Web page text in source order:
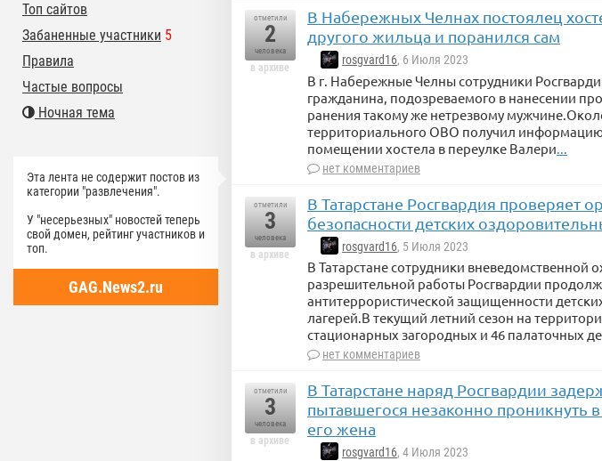
отметили
2
человека
в архиве
В Набережных Челнах постоялец
другого жильца и поранился сам
rosgvard16, 6 Июля 2023
В г. Набережные Челны сотрудники
гражданина, подозреваемого в нанесении
ранения такому же нетрезвому
территориального ОВО получил
помещении хостела в переулке Валери
нет комментариев
отметили
3
человека
в архиве
В Татарстане Росгвардия проверяет
безопасности детских
rosgvard16, 5 Июля 2023
В Татарстане сотрудники вневедомственной
разрешительной работы Росгвардии
антитеррористической защищенности
лагерей.В текущий летний сезон на
стационарных загородных и 46 палаточных
нет комментариев
отметили
3
человека
в архиве
В Татарстане наряд Росгвардии
пытавшегося незаконно проникнуть
его жена
rosgvard16, 4 Июля 2023
Топ сайтов
Забаненные участники 5
Правила
Частые вопросы
Ночная тема
Эта лента не содержит постов из
категории "развлечения".
У "несерьезных" новостей теперь
свой домен, рейтинг участников и
топ.
GAG.News2.ru